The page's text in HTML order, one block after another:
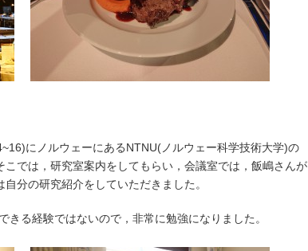
にノルウェーにあるNTNU(ノルウェー科学技術大学)の
では，研究室案内をしてもらい，会議室では，飯嶋さんが
分の研究紹介をしていただきました。
る経験ではないので，非常に勉強になりました。